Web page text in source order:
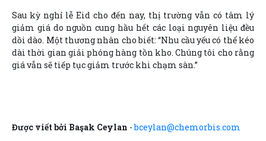
Sau kỳ nghỉ lễ Eid cho đến nay, thị trường vẫn có tâm lý
giảm giá do nguồn cung hầu hết các loại nguyên liệu đều
dồi dào. Một thương nhân cho biết: “Nhu cầu yếu có thể kéo
dài thời gian giải phóng hàng tồn kho. Chúng tôi cho rằng
giá vẫn sẽ tiếp tục giảm trước khi chạm sàn.”
Được viết bởi Başak Ceylan -bceylan@chemorbis.com